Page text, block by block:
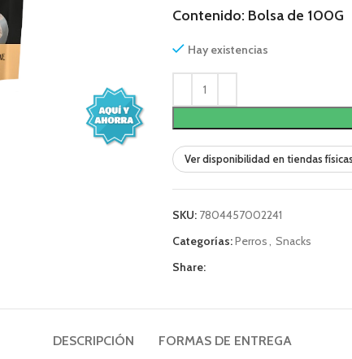
Contenido: Bolsa de 100G
Hay existencias
Ver disponibilidad en tiendas físicas
SKU: 7804457002241
Categorías:Perros, Snacks
Share:
DESCRIPCIÓN FORMAS DE ENTREGA